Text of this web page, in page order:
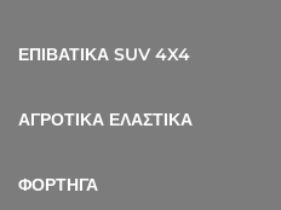
ΕΠΙΒΑΤΙΚΑ SUV 4X4
ΑΓΡΟΤΙΚΑ ΕΛΑΣΤΙΚΑ
ΦΟΡΤΗΓΑ